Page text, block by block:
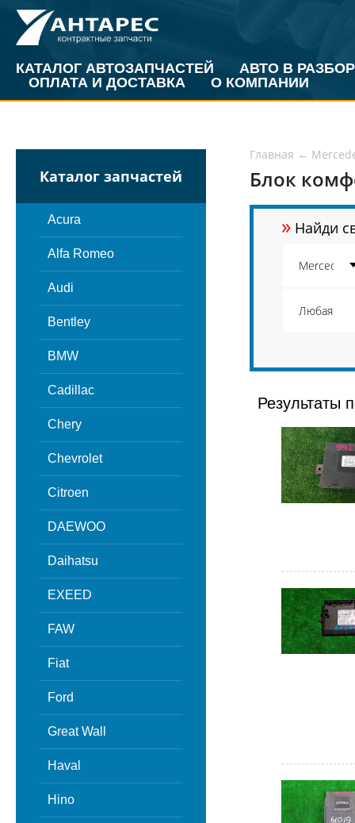
КАТАЛОГ АВТОЗАПЧАСТЕЙ
АВТО В РАЗБОР
ОПЛАТА И ДОСТАВКА
О КОМПАНИИ
Каталог запчастей
Acura
Alfa Romeo
Audi
Bentley
BMW
Cadillac
Chery
Chevrolet
Citroen
DAEWOO
Daihatsu
EXEED
FAW
Fiat
Ford
Great Wall
Haval
Hino
Главная ←
Блок
» Найди
Результаты